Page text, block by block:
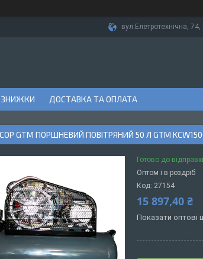
вул.Елетротехнічна, 74,
ЗНИЖКИ ДОСТАВКА ТА ОПЛАТА
GTM ПОРШНЕВИЙ ПОВІТРЯНИЙ 50 Л GTM
Готово до
Оптом і в роздріб
Код: 27154
15 897,40 ₴
Показати оптові